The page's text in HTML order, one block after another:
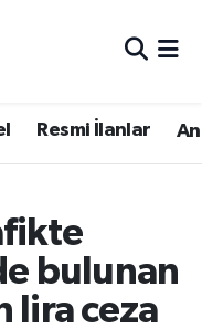
Resmi İlanlar
bulunan
lira ceza